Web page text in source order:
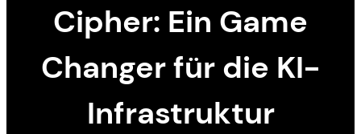
Cipher: Ein Game
Changer für die KI-
Infrastruktur